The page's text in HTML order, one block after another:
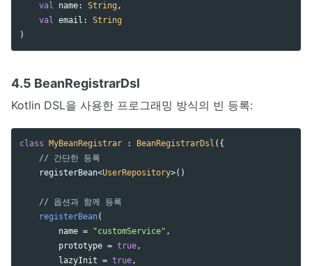
val
name: String ,
val email :
String
)
4.5 BeanRegistrarDsl
Kotlin DSL을 사용한 프로그래밍 방식의 빈 등록:
class MyBeanRegistrar : BeanRegistrarDsl ({
// 간단한 등록
registerBean<UserRepository>()
// 옵션과 함께 등록
registerBean(
name = "customService" ,
prototype = true,
lazyInit = true,